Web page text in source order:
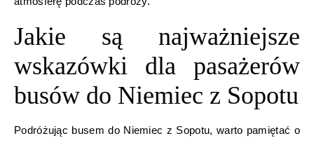
Jakie są najważniejsze
wskazówki dla pasażerów
busów do Niemiec z Sopotu
Podróżując busem do Niemiec z Sopotu, warto pamiętać o